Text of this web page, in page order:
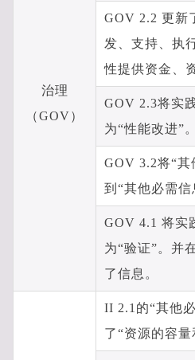
治理
（GOV）
GOV 2.2 更新
发、支持、执
性提供资金、
GOV 2.3将实
为“性能改进”。
GOV 3.2将“其
到“其他必需信
GOV 4.1 将实
为“验证”。并
了信息。
II 2.1的“其他
了“资源的容量